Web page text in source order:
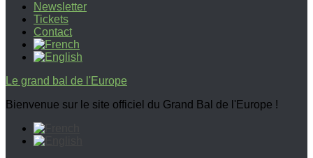
Newsletter
Tickets
Contact
Le grand bal de l'Europe
Bienvenue sur le site officiel du Grand Bal de l'Europe !